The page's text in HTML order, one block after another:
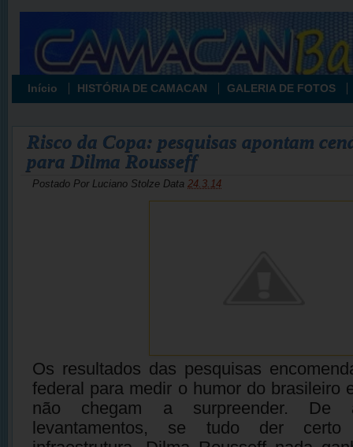
Início HISTÓRIA DE CAMACAN GALERIA DE FOTOS
Risco da Copa: pesquisas apontam
para Dilma Rousseff
Postado Por Luciano Stolze Data 24.3.14
Os resultados das pesquisas
federal para medir o humor do brasileiro
não chegam a surpreender. De
levantamentos, se tudo der